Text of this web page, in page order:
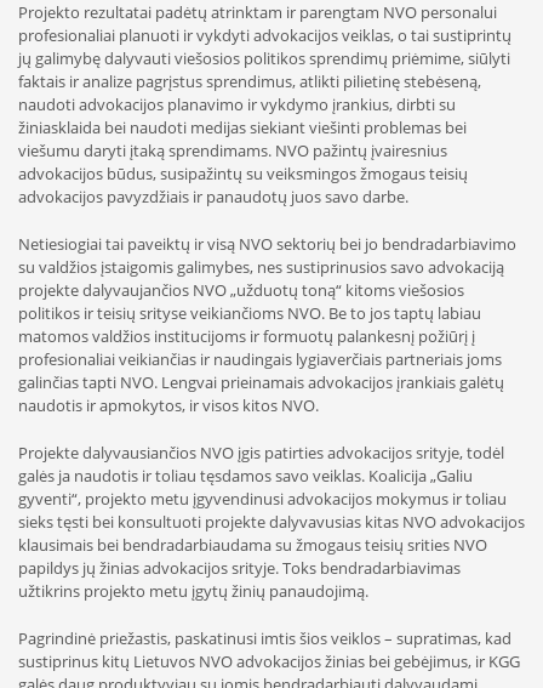
Projekto rezultatai padėtų atrinktam ir parengtam NVO personalui
profesionaliai planuoti ir vykdyti advokacijos veiklas, o tai sustiprintų
jų galimybę dalyvauti viešosios politikos sprendimų priėmime, siūlyti
faktais ir analize pagrįstus sprendimus, atlikti pilietinę stebėseną,
naudoti advokacijos planavimo ir vykdymo įrankius, dirbti su
žiniasklaida bei naudoti medijas siekiant viešinti problemas bei
viešumu daryti įtaką sprendimams. NVO pažintų įvairesnius
advokacijos būdus, susipažintų su veiksmingos žmogaus teisių
advokacijos pavyzdžiais ir panaudotų juos savo darbe.
Netiesiogiai tai paveiktų ir visą NVO sektorių bei jo bendradarbiavimo
su valdžios įstaigomis galimybes, nes sustiprinusios savo advokaciją
projekte dalyvaujančios NVO „užduotų toną“ kitoms viešosios
politikos ir teisių srityse veikiančioms NVO. Be to jos taptų labiau
matomos valdžios institucijoms ir formuotų palankesnį požiūrį į
profesionaliai veikiančias ir naudingais lygiaverčiais partneriais joms
galinčias tapti NVO. Lengvai prieinamais advokacijos įrankiais galėtų
naudotis ir apmokytos, ir visos kitos NVO.
Projekte dalyvausiančios NVO įgis patirties advokacijos srityje, todėl
galės ja naudotis ir toliau tęsdamos savo veiklas. Koalicija „Galiu
gyventi“, projekto metu įgyvendinusi advokacijos mokymus ir toliau
sieks tęsti bei konsultuoti projekte dalyvavusias kitas NVO advokacijos
klausimais bei bendradarbiaudama su žmogaus teisių srities NVO
papildys jų žinias advokacijos srityje. Toks bendradarbiavimas
užtikrins projekto metu įgytų žinių panaudojimą.
Pagrindinė priežastis, paskatinusi imtis šios veiklos – supratimas, kad
sustiprinus kitų Lietuvos NVO advokacijos žinias bei gebėjimus, ir KGG